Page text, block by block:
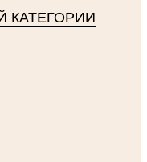
КАТЕГОРИИ